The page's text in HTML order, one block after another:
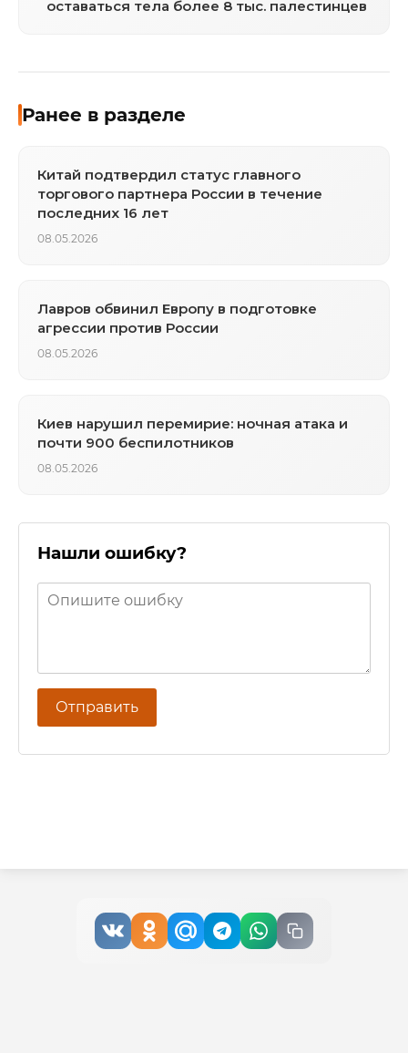
оставаться тела более 8 тыс. палестинцев
Ранее в разделе
Китай подтвердил статус главного
торгового партнера России в течение
последних 16 лет
08.05.2026
Лавров обвинил Европу в подготовке
агрессии против России
08.05.2026
Киев нарушил перемирие: ночная атака и
почти 900 беспилотников
08.05.2026
Нашли ошибку?
Отправить